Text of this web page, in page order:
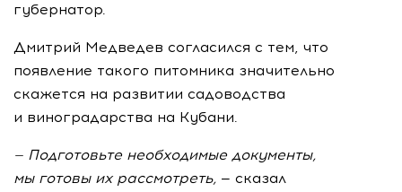
губернатор.
Дмитрий Медведев согласился с тем, что
появление такого питомника значительно
скажется на развитии садоводства
и виноградарства на Кубани.
— Подготовьте необходимые документы,
мы готовы их рассмотреть, — сказал